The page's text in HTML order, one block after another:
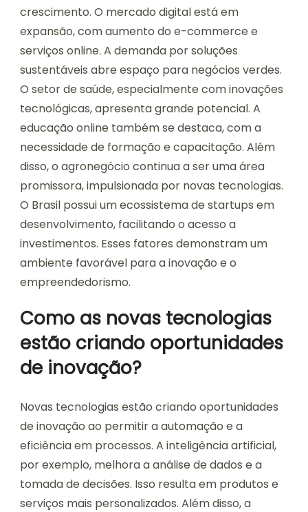
crescimento. O mercado digital está em
expansão, com aumento do e-commerce e
serviços online. A demanda por soluções
sustentáveis abre espaço para negócios verdes.
O setor de saúde, especialmente com inovações
tecnológicas, apresenta grande potencial. A
educação online também se destaca, com a
necessidade de formação e capacitação. Além
disso, o agronegócio continua a ser uma área
promissora, impulsionada por novas tecnologias.
O Brasil possui um ecossistema de startups em
desenvolvimento, facilitando o acesso a
investimentos. Esses fatores demonstram um
ambiente favorável para a inovação e o
empreendedorismo.
Como as novas tecnologias
estão criando oportunidades
de inovação?
Novas tecnologias estão criando oportunidades
de inovação ao permitir a automação e a
eficiência em processos. A inteligência artificial,
por exemplo, melhora a análise de dados e a
tomada de decisões. Isso resulta em produtos e
serviços mais personalizados. Além disso, a